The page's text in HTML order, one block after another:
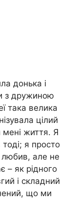
донька і
з дружиною
така велика
цілий
мені життя. Я
я просто
любив, але не
– як рідного
і складний
що ми